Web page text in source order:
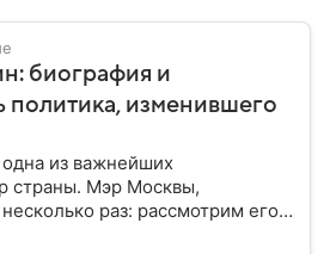
биография и
политика, изменившего
из важнейших
страны. Мэр Москвы,
раз: рассмотрим его